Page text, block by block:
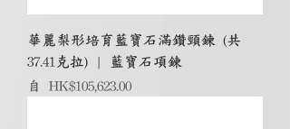
華麗梨形培育藍寶石滿鑽頸鍊 (共
37.41克拉) | 藍寶石項鍊
自 HK$105,623.00
促銷價格